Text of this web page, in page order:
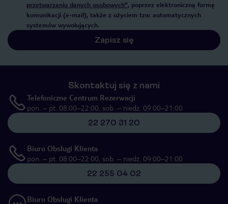
przetwarzaniu danych osobowych”, poprzez elektroniczną formę
komunikacji (e-mail), także z użyciem tzw. automatycznych
systemów wywołujących.
Zapisz się
Skontaktuj się z nami
Telefoniczne Centrum Rezerwacji
pon. – pt. 08:00–22:00, sob. – niedz. 09:00–21:00
22 270 31 20
Biuro Obsługi Klienta
pon. – pt. 08:00–22:00, sob. – niedz. 09:00–21:00
22 255 04 02
Biuro Obsługi Klienta